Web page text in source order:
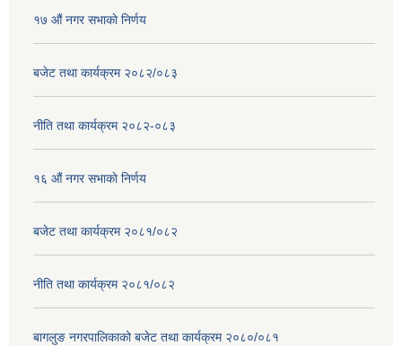
१७ ‌‍औं नगर सभाकाे निर्णय
बजेट तथा कार्यक्रम २०८२/०८३
नीति तथा कार्यक्रम २०८२-०८३
१६ ‌औं नगर सभाकाे निर्णय
बजेट तथा कार्यक्रम २०८१/०८२
नीति तथा कार्यक्रम २०८१/०८२
बागलुङ नगरपालिकाको बजेट तथा कार्यक्रम २०८०/०८१